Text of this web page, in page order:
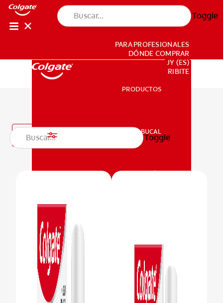
Toggle
SALUD BUCAL
CORRESPONDENCIA DE PRODUCTOS
PARA PROFESIONALES
PARA PROFESIONALES
DÓNDE COMPRAR
UY (ES)
SUSCRIBITE
PRODUCTOS
SALUD BUCAL
CORRESPONDENCIA DE PRODUCTOS
Toggle
Filtro